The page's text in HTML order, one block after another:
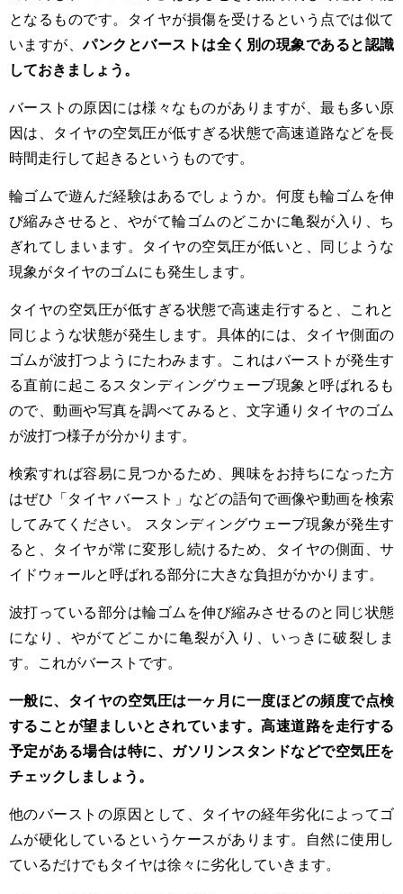
となるものです。タイヤが損傷を受けるという点では似て
いますが、パンクとバーストは全く別の現象であると認識
しておきましょう。
バーストの原因には様々なものがありますが、最も多い原
因は、タイヤの空気圧が低すぎる状態で高速道路などを長
時間走行して起きるというものです。
輪ゴムで遊んだ経験はあるでしょうか。何度も輪ゴムを伸
び縮みさせると、やがて輪ゴムのどこかに亀裂が入り、ち
ぎれてしまいます。タイヤの空気圧が低いと、同じような
現象がタイヤのゴムにも発生します。
タイヤの空気圧が低すぎる状態で高速走行すると、これと
同じような状態が発生します。具体的には、タイヤ側面の
ゴムが波打つようにたわみます。これはバーストが発生す
る直前に起こるスタンディングウェーブ現象と呼ばれるも
ので、動画や写真を調べてみると、文字通りタイヤのゴム
が波打つ様子が分かります。
検索すれば容易に見つかるため、興味をお持ちになった方
はぜひ「タイヤ バースト」などの語句で画像や動画を検索
してみてください。 スタンディングウェーブ現象が発生す
ると、タイヤが常に変形し続けるため、タイヤの側面、サ
イドウォールと呼ばれる部分に大きな負担がかかります。
波打っている部分は輪ゴムを伸び縮みさせるのと同じ状態
になり、やがてどこかに亀裂が入り、いっきに破裂しま
す。これがバーストです。
一般に、タイヤの空気圧は一ヶ月に一度ほどの頻度で点検
することが望ましいとされています。高速道路を走行する
予定がある場合は特に、ガソリンスタンドなどで空気圧を
チェックしましょう。
他のバーストの原因として、タイヤの経年劣化によってゴ
ムが硬化しているというケースがあります。自然に使用し
ているだけでもタイヤは徐々に劣化していきます。